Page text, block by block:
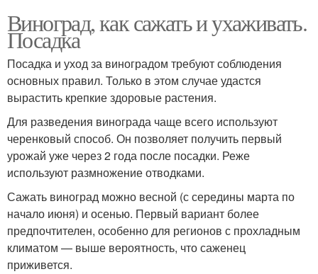
Виноград, как сажать и ухаживать.
Посадка
Посадка и уход за виноградом требуют соблюдения
основных правил. Только в этом случае удастся
вырастить крепкие здоровые растения.
Для разведения винограда чаще всего используют
черенковый способ. Он позволяет получить первый
урожай уже через 2 года после посадки. Реже
используют размножение отводками.
Сажать виноград можно весной (с середины марта по
начало июня) и осенью. Первый вариант более
предпочтителен, особенно для регионов с прохладным
климатом — выше вероятность, что саженец
приживется.